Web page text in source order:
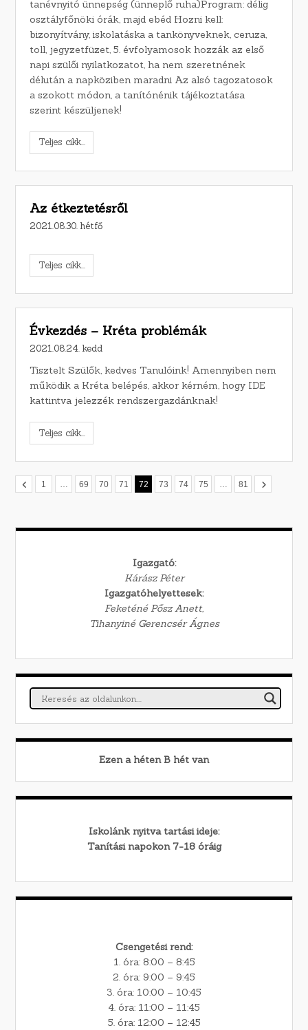
tanévnyitó ünnepség (ünneplő ruha)Program: délig
osztályfőnöki órák, majd ebéd Hozni kell:
bizonyítvány, iskolatáska a tankönyveknek, ceruza,
toll, jegyzetfüzet, 5. évfolyamosok hozzák az első
napi szülői nyilatkozatot, ha nem szeretnének
délután a napköziben maradni Az alsó tagozatosok
a szokott módon, a tanítónénik tájékoztatása
szerint készüljenek!
Teljes cikk...
Az étkeztetésről
2021.08.30. hétfő
Teljes cikk...
Évkezdés – Kréta problémák
2021.08.24. kedd
Tisztelt Szülők, kedves Tanulóink! Amennyiben nem
működik a Kréta belépés, akkor kérném, hogy IDE
kattintva jelezzék rendszergazdánknak!
Teljes cikk...
1 … 69 70 71 72 73 74 75 … 81
Igazgató:
Kárász Péter
Igazgatóhelyettesek:
Feketéné Pősz Anett,
Tihanyiné Gerencsér Ágnes
Ezen a héten B hét van
Iskolánk nyitva tartási ideje:
Tanítási napokon 7-18 óráig
Csengetési rend:
1. óra: 8:00 – 8:45
2. óra: 9:00 – 9:45
3. óra: 10:00 – 10:45
4. óra: 11:00 – 11:45
5. óra: 12:00 – 12:45